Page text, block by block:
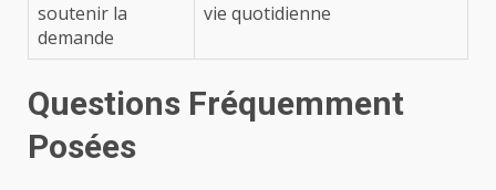
soutenir la
demande
vie quotidienne
Questions Fréquemment
Posées